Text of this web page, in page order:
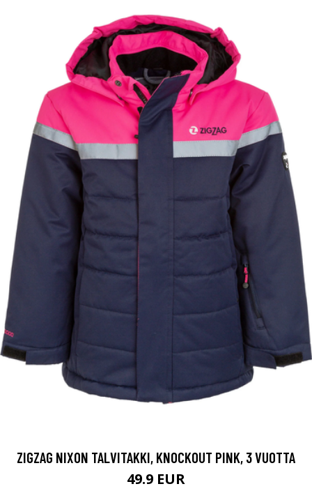
ZIGZAG NIXON TALVITAKKI, KNOCKOUT PINK, 3 VUOTTA
49.9 EUR